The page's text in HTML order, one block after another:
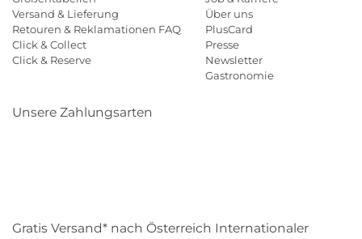
Versand & Lieferung
Retouren & Reklamationen FAQ
Click & Collect
Click & Reserve
Über uns
PlusCard
Presse
Newsletter
Gastronomie
Unsere Zahlungsarten
Gratis Versand* nach Österreich Internationaler